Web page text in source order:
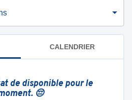
CALENDRIER
de disponible pour le
😔